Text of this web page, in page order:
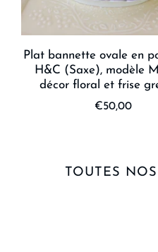
Plat bannette ovale en
H&C (Saxe), modèle
décor floral et frise
€50,00
TOUTES